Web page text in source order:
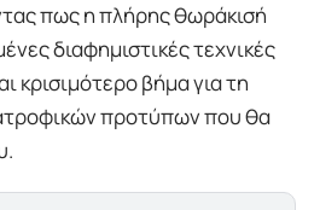
πως η πλήρης θωράκισή
διαφημιστικές τεχνικές
κρισιμότερο βήμα για τη
προτύπων που θα